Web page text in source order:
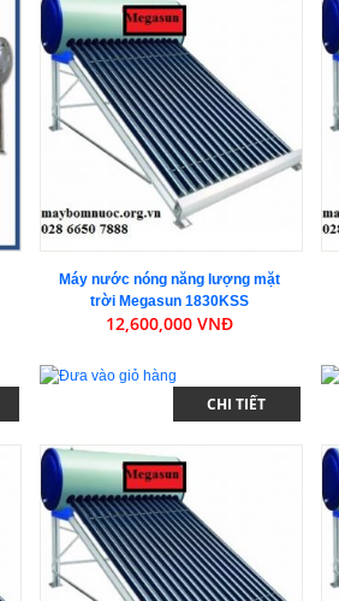
Máy nước nóng năng lượng mặt
trời Megasun 1830KSS
12,600,000 VNĐ
CHI TIẾT